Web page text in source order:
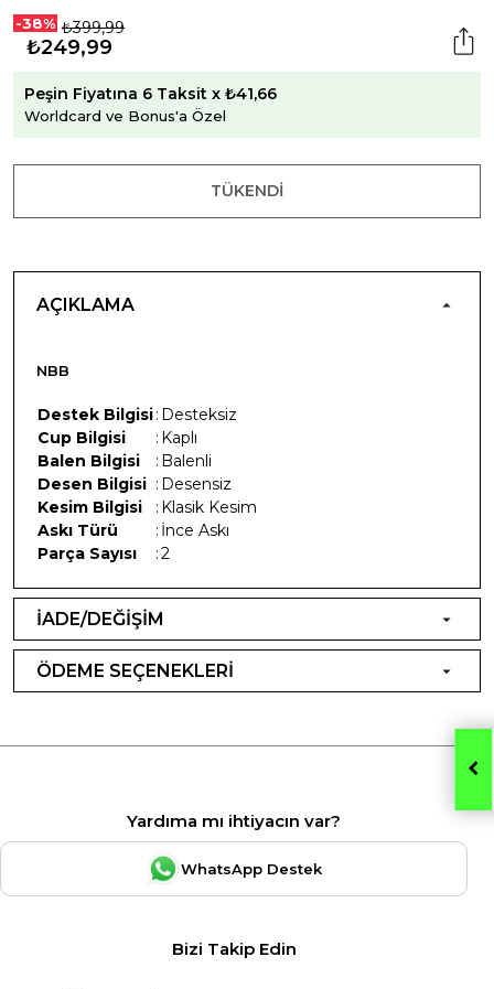
-38% ₺399,99
₺249,99
Peşin Fiyatına 6 Taksit x ₺41,66
Worldcard ve Bonus'a Özel
TÜKENDI
AÇIKLAMA
NBB
Destek Bilgisi: Desteksiz
Cup Bilgisi
: Kaplı
Balen Bilgisi
: Balenli
Desen Bilgisi : Desensiz
Kesim Bilgisi
: Klasik Kesim
Askı Türü
: İnce Askı
Parça Sayısı
:2
İADE/DEĞİŞİM
ÖDEME SEÇENEKLERİ
Yardıma mı ihtiyacın var?
WhatsApp Destek
Bizi Takip Edin